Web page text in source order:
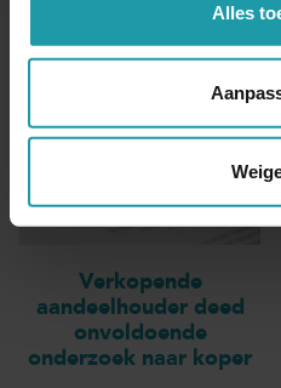
Alles
Andere
Verkopende
aandeelhouder deed
onvoldoende
onderzoek naar koper